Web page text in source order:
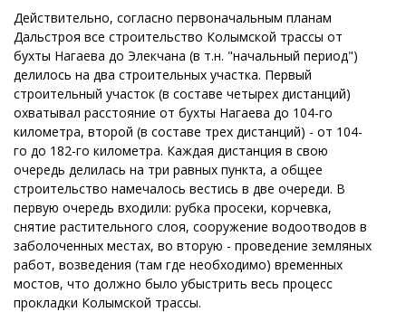
Действительно, согласно первоначальным планам
Дальстроя все строительство Колымской трассы от
бухты Нагаева до Элекчана (в т.н. "начальный период")
делилось на два строительных участка. Первый
строительный участок (в составе четырех дистанций)
охватывал расстояние от бухты Нагаева до 104-го
километра, второй (в составе трех дистанций) - от 104-
го до 182-го километра. Каждая дистанция в свою
очередь делилась на три равных пункта, а общее
строительство намечалось вестись в две очереди. В
первую очередь входили: рубка просеки, корчевка,
снятие растительного слоя, сооружение водоотводов в
заболоченных местах, во вторую - проведение земляных
работ, возведения (там где необходимо) временных
мостов, что должно было убыстрить весь процесс
прокладки Колымской трассы.